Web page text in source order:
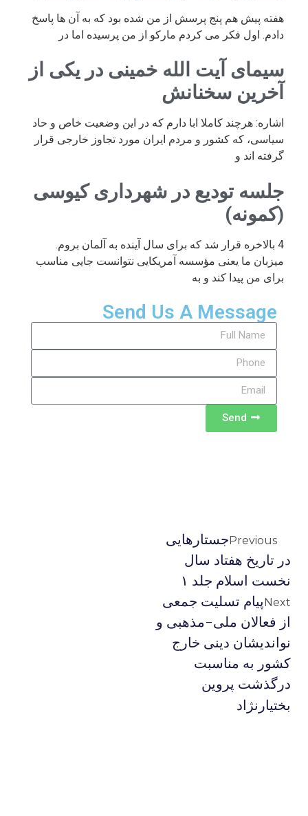
هفته پیش هم پنج پرسش از من شده بود که به آن ها پاسخ
دادم. اول فکر می کردم مارکو از من پرسیده اما در
سیمای آیت الله خمینی در یکی از
آخرین سخنانش
اشاره: هرچند کاملا ابا دارم که در این وضعیت خاص و حاد
سیاسی، که کشور و مردم ایران مورد تجاوز خارجی قرار
گرفته اند و
جلسه تودیع در شهرداری کیوسی
(کمونه)
4 بالاخره قرار شد که برای سال آینده به آلمان بروم.
میزبان ما یعنی مؤسسه آمریکایی نتوانست جایی مناسب
برای من پیدا کند و به
Send Us A Message
Send
Previousجستارهایی
در تاریخ هفتاد سال
نخست اسلام جلد ۱
Nextپیام تسلیت جمعی
از فعالان ملی-مذهبی و
نواندیشان دینی خارج
کشور به مناسبت
درگذشت پروین
بختیارنژاد